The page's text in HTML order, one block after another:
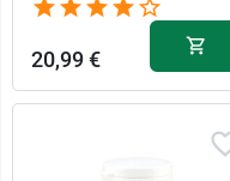
20,99 €